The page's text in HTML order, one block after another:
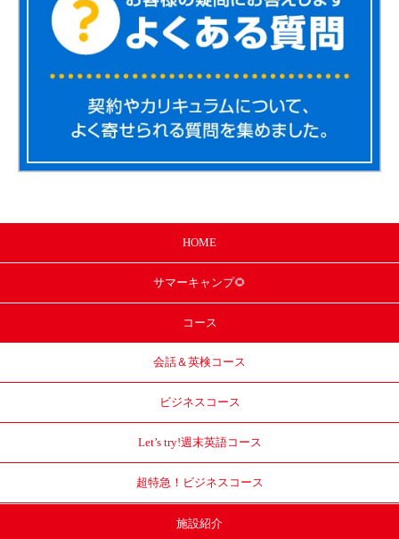
HOME
サマーキャンプ🌻
コース
会話＆英検コース
ビジネスコース
Let’s try!週末英語コース
超特急！ ビジネスコース
施設紹介